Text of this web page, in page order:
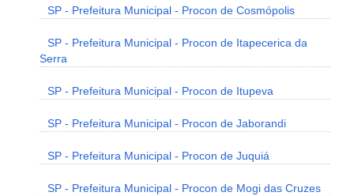
SP - Prefeitura Municipal - Procon de Cosmópolis
SP - Prefeitura Municipal - Procon de Itapecerica da
Serra
SP - Prefeitura Municipal - Procon de Itupeva
SP - Prefeitura Municipal - Procon de Jaborandi
SP - Prefeitura Municipal - Procon de Juquiá
SP - Prefeitura Municipal - Procon de Mogi das Cruzes